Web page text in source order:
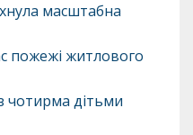
масштабна
пожежі житлового
чотирма дітьми